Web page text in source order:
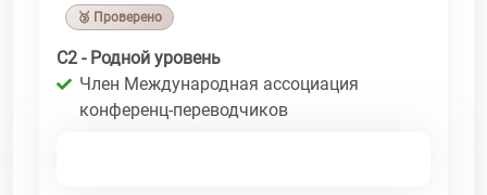
🥉 Проверено
C2 - Родной уровень
Член Международная ассоциация
конференц-переводчиков